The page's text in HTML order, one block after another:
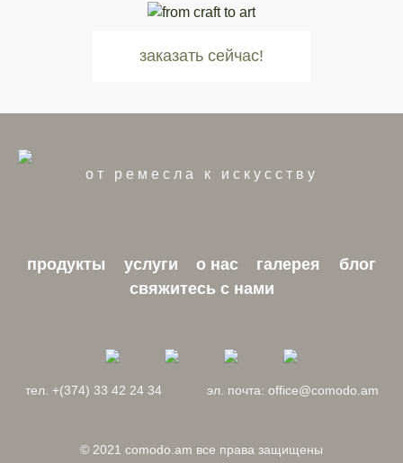
заказать сейчас!
от ремесла к искусству
продукты услуги о нас галерея
блог
свяжитесь с нами
тел. +(374) 33 42 24 34 эл. почта: office@comodo.am
© 2021 comodo.am все права защищены